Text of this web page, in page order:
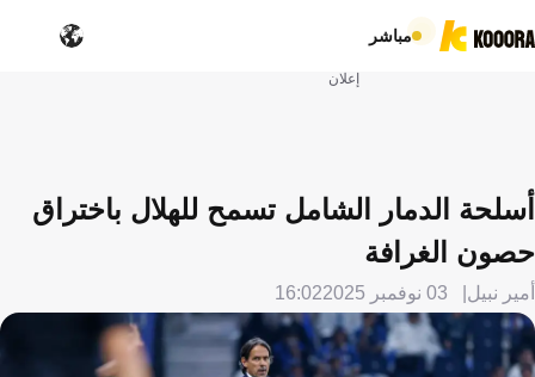
مباشر
إعلان
أسلحة الدمار الشامل تسمح للهلال باختراق
حصون الغرافة
أمير نبيل 03 نوفمبر 2025 16:02